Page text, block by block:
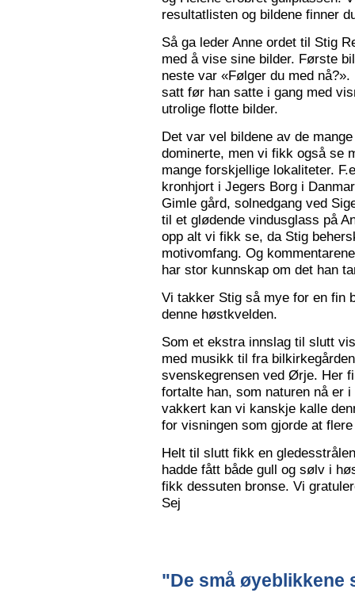
resultatlisten og bildene finner
Så ga leder Anne ordet til Stig
med å vise sine bilder. Første
neste var «Følger du med
satt før han satte i gang med
utrolige flotte bilder.
Det var vel bildene av de
dominerte, men vi fikk også se
mange forskjellige lokaliteter.
kronhjort i Jegers Borg i
Gimle gård, solnedgang ved
til et glødende vindusglass på
opp alt vi fikk se, da Stig
motivomfang. Og
har stor kunnskap om det han
Vi takker Stig så mye for en fin
denne høstkvelden.
Som et ekstra innslag til slutt
med musikk til fra
svenskegrensen ved Ørje. Her
fortalte han, som naturen nå er
vakkert kan vi kanskje kalle
for visningen som gjorde at
Helt til slutt fikk en
hadde fått både gull og sølv i
fikk dessuten bronse. Vi
Sej
"De små øyeblikkene